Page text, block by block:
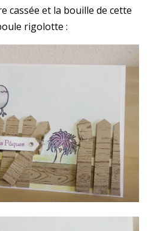
cassée et la bouille de cette
rigolotte :